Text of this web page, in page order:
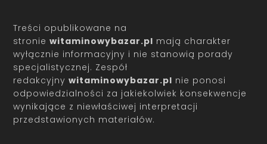
Treści opublikowane na
stroniewitaminowybazar.pl mają charakter
wyłącznie informacyjny i nie stanowią porady
specjalistycznej. Zespół
redakcyjnywitaminowybazar.pl nie ponosi
odpowiedzialności za jakiekolwiek konsekwencje
wynikające z niewłaściwej interpretacji
przedstawionych materiałów.